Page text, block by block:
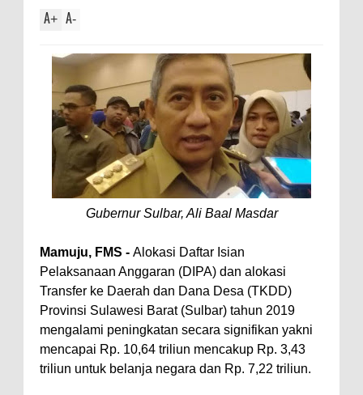
A+ A-
Gubernur Sulbar, Ali Baal Masdar
Mamuju, FMS - Alokasi Daftar Isian
Pelaksanaan Anggaran (DIPA) dan alokasi
Transfer ke Daerah dan Dana Desa (TKDD)
Provinsi Sulawesi Barat (Sulbar) tahun 2019
mengalami peningkatan secara signifikan yakni
mencapai Rp. 10,64 triliun mencakup Rp. 3,43
triliun untuk belanja negara dan Rp. 7,22 triliun.